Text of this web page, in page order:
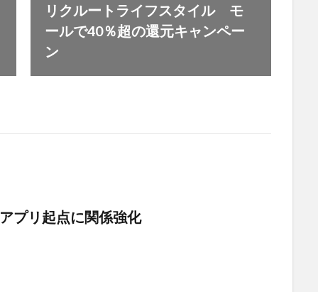
リクルートライフスタイル モ
ールで40％超の還元キャンペー
ン
プリ起点に関係強化